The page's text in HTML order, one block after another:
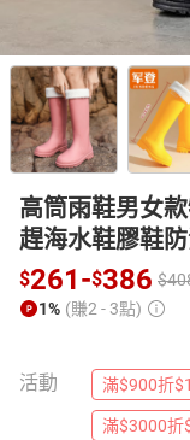
高筒雨鞋男女
趕海水鞋膠鞋
$261-$386 $
1% (賺2 - 3點)
活動 滿$900折
滿$3000折